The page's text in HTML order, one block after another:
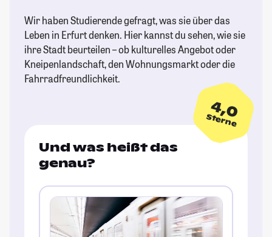
Wir haben Studierende gefragt, was sie über das
Leben in Erfurt denken. Hier kannst du sehen, wie sie
ihre Stadt beurteilen – ob kulturelles Angebot oder
Kneipenlandschaft, den Wohnungsmarkt oder die
Fahrradfreundlichkeit.
4,0
Sterne
Und was heißt das
genau?